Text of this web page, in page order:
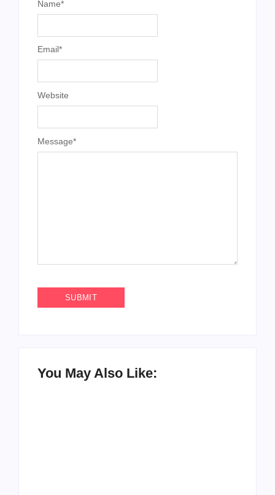
Message*
Name*
Email*
Website
You May Also Like: